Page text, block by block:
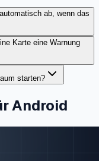
ab, wenn das
Karte eine Warnung
starten?
Android